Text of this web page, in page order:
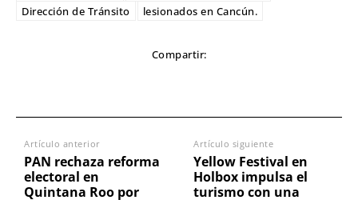
Dirección de Tránsito
lesionados en Cancún.
Compartir:
Artículo anterior
PAN rechaza reforma
electoral en
Quintana Roo por
Artículo siguiente
Yellow Festival en
Holbox impulsa el
turismo con una